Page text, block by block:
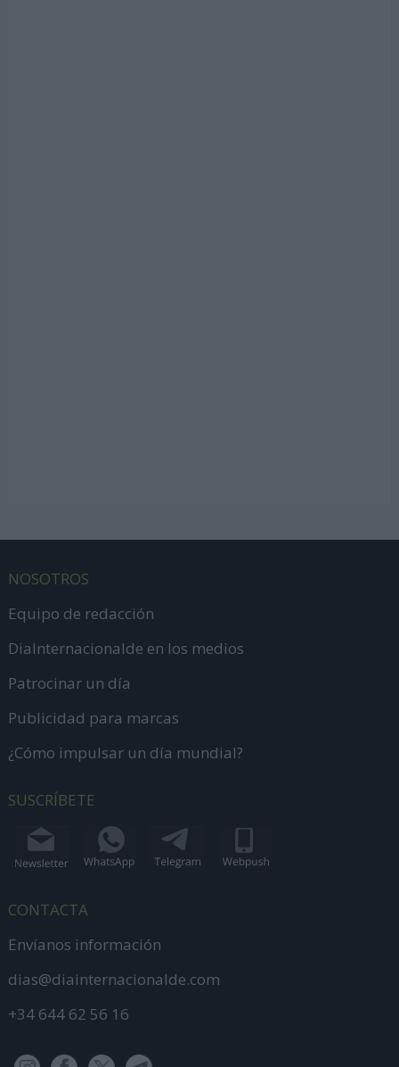
NOSOTROS
Equipo de redacción
DiaInternacionalde en los medios
Patrocinar un día
Publicidad para marcas
¿Cómo impulsar un día mundial?
SUSCRÍBETE
CONTACTA
Envíanos información
dias@diainternacionalde.com
+34 644 62 56 16